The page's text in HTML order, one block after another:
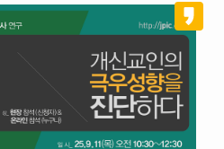
Twitter
Kakao